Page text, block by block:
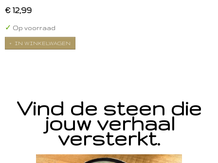
€ 12,99
✓ Op voorraad
IN WINKELWAGEN
Vind de steen die
jouw verhaal
versterkt.